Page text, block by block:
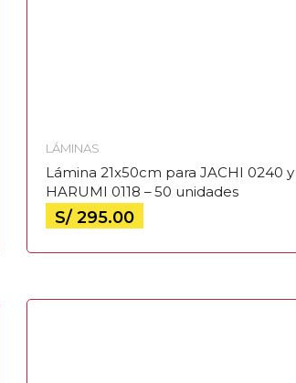
LÁMINAS
Lámina 21x50cm para JACHI 0240 y
HARUMI 0118 – 50 unidades
S/ 295.00